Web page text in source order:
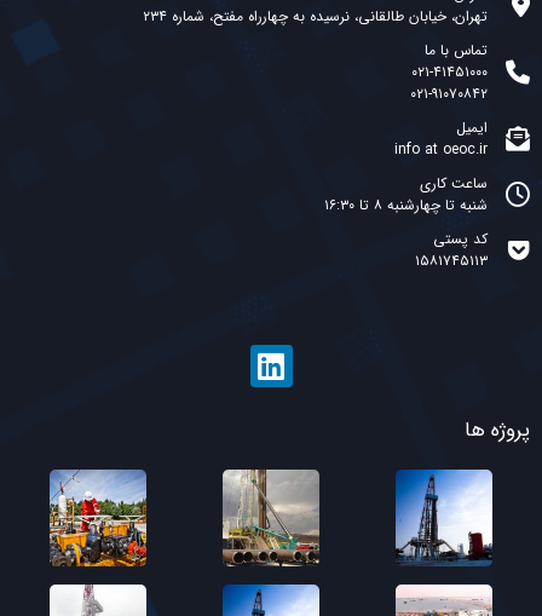
تهران، خیابان طالقانی، نرسیده به چهارراه مفتح، شماره ۲۳۴
تماس با ما
۰۲۱-۴۱۴۵۱۰۰۰
۰۲۱-۹۱۰۷۰۸۴۲
ایمیل
info at oeoc.ir
ساعت کاری
شنبه تا چهارشنبه ۸ تا ۱۶:۳۰
کد پستی
۱۵۸۱۷۴۵۱۱۳
پروژه ها